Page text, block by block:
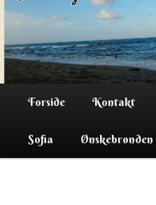
Forside Kontakt
Sofia Ønskebrønden